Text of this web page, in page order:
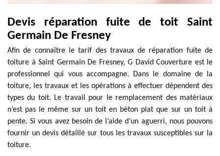
Devis réparation fuite de toit Saint
Germain De Fresney
Afin de connaître le tarif des travaux de réparation fuite de
toiture à Saint Germain De Fresney, G David Couverture est le
professionnel qui vous accompagne. Dans le domaine de la
toiture, les travaux et les opérations à effectuer dépendent des
types du toit. Le travail pour le remplacement des matériaux
n’est pas le même sur un toit en béton plat que sur un toit à
pente. Si vous avez besoin de l’aide d’un aguerri, nous pouvons
fournir un devis détaillé sur tous les travaux susceptibles sur la
toiture.